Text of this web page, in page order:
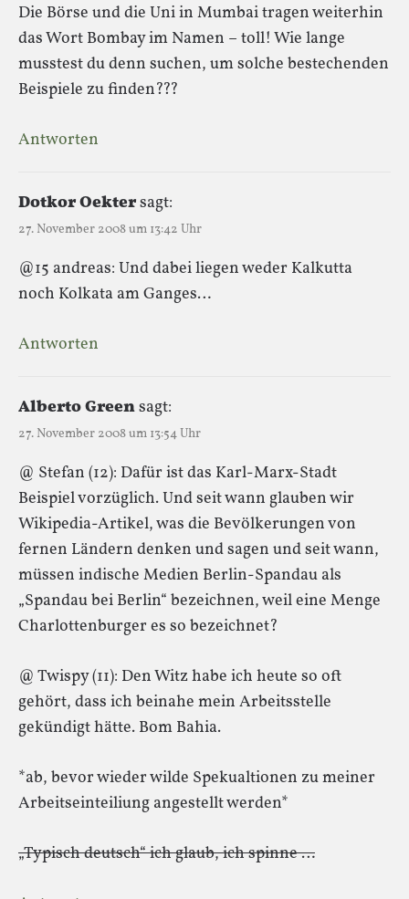
Die Börse und die Uni in Mumbai tragen weiterhin
das Wort Bombay im Namen – toll! Wie lange
musstest du denn suchen, um solche bestechenden
Beispiele zu finden???
Antworten
Dotkor Oektersagt:
27. November 2008 um 13:42 Uhr
@15 andreas: Und dabei liegen weder Kalkutta
noch Kolkata am Ganges…
Antworten
Alberto Greensagt:
27. November 2008 um 13:54 Uhr
@ Stefan (12): Dafür ist das Karl-Marx-Stadt
Beispiel vorzüglich. Und seit wann glauben wir
Wikipedia-Artikel, was die Bevölkerungen von
fernen Ländern denken und sagen und seit wann,
müssen indische Medien Berlin-Spandau als
„Spandau bei Berlin“ bezeichnen, weil eine Menge
Charlottenburger es so bezeichnet?
@ Twispy (11): Den Witz habe ich heute so oft
gehört, dass ich beinahe mein Arbeitsstelle
gekündigt hätte. Bom Bahia.
*ab, bevor wieder wilde Spekualtionen zu meiner
Arbeitseinteiliung angestellt werden*
„Typisch deutsch“ ich glaub, ich spinne …